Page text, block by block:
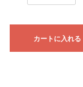
カートに入れる